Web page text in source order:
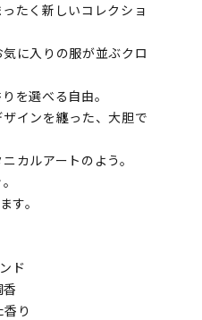
たく新しいコレクショ
に入りの服が並ぶクロ
を選べる自由。
インを纏った、大胆で
カルアートのよう。
。
ド
り